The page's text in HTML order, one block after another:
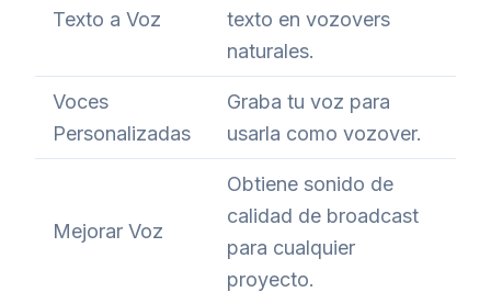
Texto a Voz
texto en vozovers
naturales.
Voces
Personalizadas
Graba tu voz para
usarla como vozover.
Mejorar Voz
Obtiene sonido de
calidad de broadcast
para cualquier
proyecto.